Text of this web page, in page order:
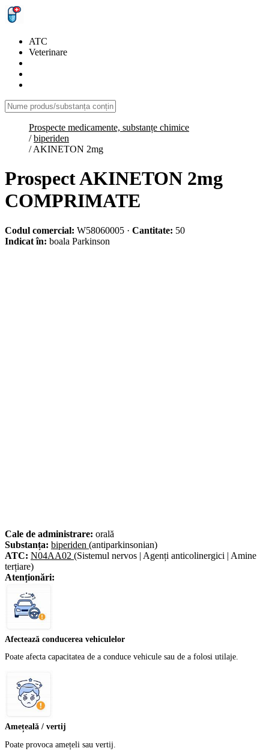
ATC
Veterinare
Prospecte medicamente, substanțe chimice
/ biperiden
/ AKINETON 2mg
Prospect AKINETON 2mg
COMPRIMATE
Codul comercial: W58060005 · Cantitate: 50
Indicat în: boala Parkinson
Cale de administrare: orală
Substanța: biperiden (antiparkinsonian)
ATC: N04AA02 (Sistemul nervos | Agenți anticolinergici | Amine
terțiare)
Atenționări:
Afectează conducerea vehiculelor
Poate afecta capacitatea de a conduce vehicule sau de a folosi utilaje.
Amețeală / vertij
Poate provoca amețeli sau vertij.